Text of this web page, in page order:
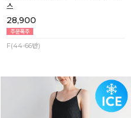
스
28,900
F(44-66반)